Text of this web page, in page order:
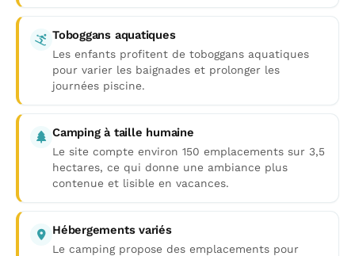
Toboggans aquatiques
Les enfants profitent de toboggans aquatiques
pour varier les baignades et prolonger les
journées piscine.
Camping à taille humaine
Le site compte environ 150 emplacements sur 3,5
hectares, ce qui donne une ambiance plus
contenue et lisible en vacances.
Hébergements variés
Le camping propose des emplacements pour